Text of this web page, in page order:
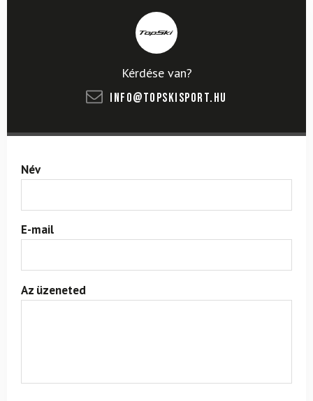
Kérdése van?
info@topskisport.hu
Név
E-mail
Az üzeneted